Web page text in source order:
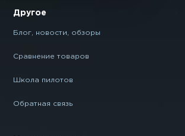
Другое
Блог, новости, обзоры
Сравнение товаров
Школа пилотов
Обратная связь